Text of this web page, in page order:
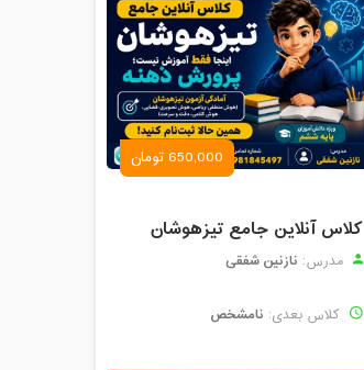
650,000 تومان
کلاس آنلاین جامع تیزهوشان
مدرس: نازنین شفقی
کلاس بعدی: نامشخص